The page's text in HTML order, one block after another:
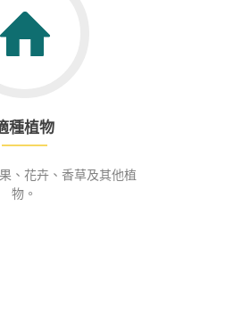
種植物
、花卉、香草及其他植
物。